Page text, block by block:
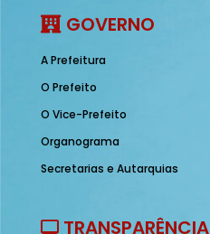
GOVERNO
A Prefeitura
O Prefeito
O Vice-Prefeito
Organograma
Secretarias e Autarquias
TRANSPARÊNCIA